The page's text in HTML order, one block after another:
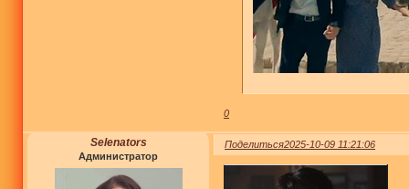
0
Поделиться2025-10-09 11:21:06
Selenators
Администратор